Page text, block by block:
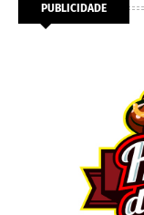
PUBLICIDADE